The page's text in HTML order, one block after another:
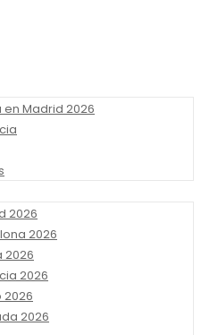
Madrid 2026
2026
2026
2026
2026
2026
2026